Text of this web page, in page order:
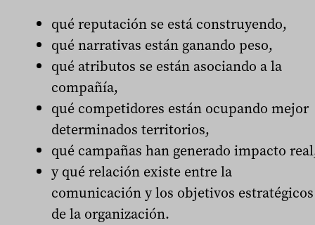
qué reputación se está construyendo,
qué narrativas están ganando peso,
qué atributos se están asociando a la
compañía,
qué competidores están ocupando mejor
determinados territorios,
qué campañas han generado impacto
y qué relación existe entre la
comunicación y los objetivos estratégicos
de la organización.